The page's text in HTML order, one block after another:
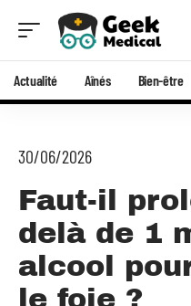
Actualité Aînés Bien-être
30/06/2026
Faut-il
delà de 1
alcool
le foie ?